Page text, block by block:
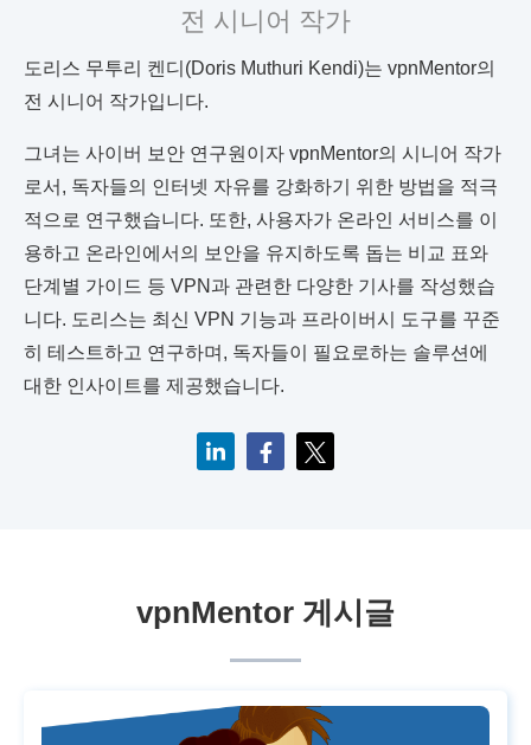
전 시니어 작가
도리스 무투리 켄디(Doris Muthuri Kendi)는 vpnMentor의
전 시니어 작가입니다.
그녀는 사이버 보안 연구원이자 vpnMentor의 시니어 작가
로서, 독자들의 인터넷 자유를 강화하기 위한 방법을 적극
적으로 연구했습니다. 또한, 사용자가 온라인 서비스를 이
용하고 온라인에서의 보안을 유지하도록 돕는 비교 표와
단계별 가이드 등 VPN과 관련한 다양한 기사를 작성했습
니다. 도리스는 최신 VPN 기능과 프라이버시 도구를 꾸준
히 테스트하고 연구하며, 독자들이 필요로하는 솔루션에
대한 인사이트를 제공했습니다.
vpnMentor 게시글